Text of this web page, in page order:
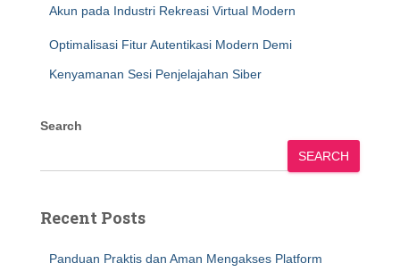
Akun pada Industri Rekreasi Virtual Modern
Optimalisasi Fitur Autentikasi Modern Demi
Kenyamanan Sesi Penjelajahan Siber
Search
SEARCH
Recent Posts
Panduan Praktis dan Aman Mengakses Platform